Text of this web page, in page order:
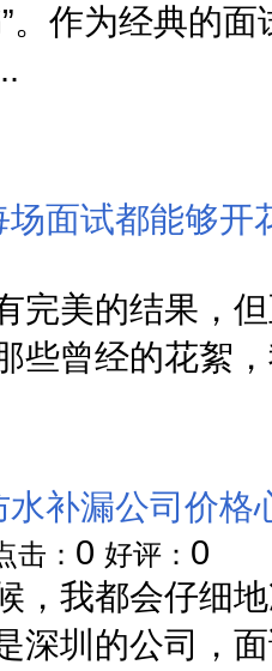
。作为经典的
场面试都能够开
完美的结果，
些曾经的花絮
水补漏公司价格
击： 0 好评： 0
，我都会仔细
深圳的公司，